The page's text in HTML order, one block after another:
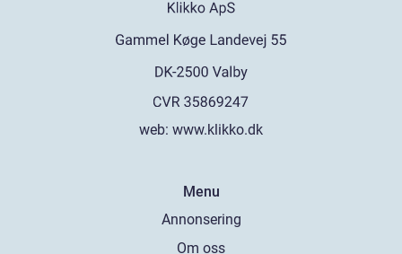
web: www.klikko.dk
Menu
Annonsering
Om oss